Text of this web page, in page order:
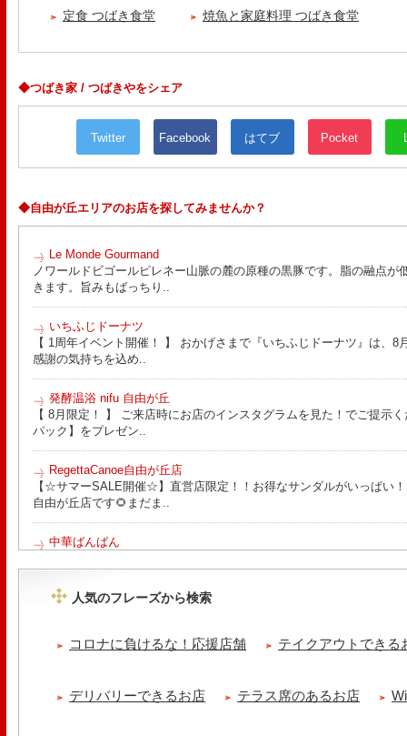
定食 つばき食堂 焼魚と家庭料理 つばき食堂
◆つばき家 / つばきやをシェア
Twitter Facebook はてブ Pocket
◆自由が丘エリアのお店を探してみませんか？
Le Monde Gourmand
ノワールドビゴールピレネー山脈の麓の原種の黒豚です。脂の融点が
きます。旨みもばっちり..
いちふじドーナツ
【 1周年イベント開催！ 】 おかげさまで『いちふじドーナツ』は、8
感謝の気持ちを込め..
発酵温浴 nifu 自由が丘
【 8月限定！ 】 ご来店時にお店のインスタグラムを見た！でご提示
パック】をプレゼン..
RegettaCanoe自由が丘店
【☆サマーSALE開催☆】直営店限定！！お得なサンダルがいっぱい
自由が丘店です🌻まだま..
中華ばんばん
ッコラサラダをそえて)手..
【 よもぎ蒸しやリラクゼーション専門の顧問契約 】 冷え性改善協会
人気のフレーズから検索
コロナに負けるな！応援店舗 テイクアウトできる
デリバリーできるお店 テラス席のあるお店